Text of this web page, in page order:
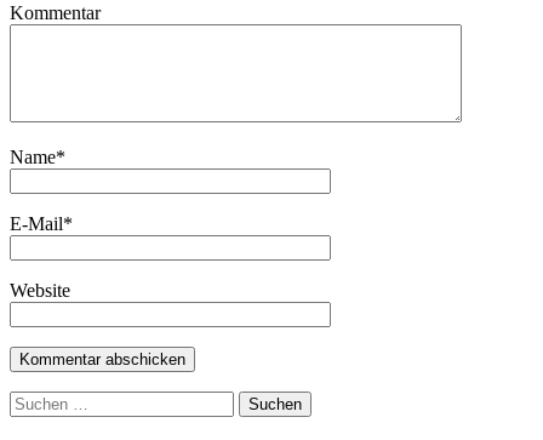
Kommentar
Name*
E-Mail*
Website
Suchen
nach: